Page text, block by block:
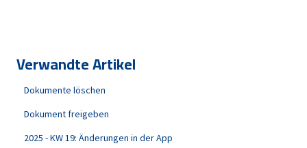
Verwandte Artikel
Dokumente löschen
Dokument freigeben
2025 - KW 19: Änderungen in der App